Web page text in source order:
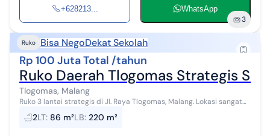
+628213... WhatsApp
3
Ruko Bisa NegoDekat Sekolah
Rp 100 Juta Total /tahun
Ruko Daerah Tlogomas Strategis
Tlogomas, Malang
Ruko 3 lantai strategis di Jl. Raya Tlogomas, Malang. Lokasi sangat
menguntungkan untuk usaha, tepat di sebelah jalan raya dan dekat
kawasan UNISMA...
2LT: 86 m²LB: 220 m²